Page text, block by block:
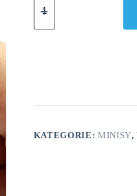
T-
Dinozaur
KATEGORIE: MINISY,